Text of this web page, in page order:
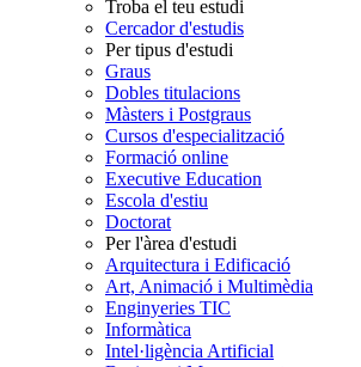
Troba el teu estudi
Cercador d'estudis
Per tipus d'estudi
Graus
Dobles titulacions
Màsters i Postgraus
Cursos d'especialització
Formació online
Executive Education
Escola d'estiu
Doctorat
Per l'àrea d'estudi
Arquitectura i Edificació
Art, Animació i Multimèdia
Enginyeries TIC
Informàtica
Intel·ligència Artificial